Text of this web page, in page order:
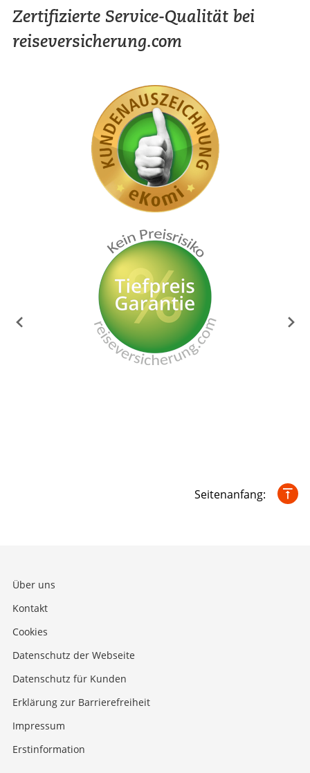
Zertifizierte Service-Qualität bei
reiseversicherung.com
Seitenanfang:
Über uns
Kontakt
Cookies
Datenschutz der Webseite
Datenschutz für Kunden
Erklärung zur Barrierefreiheit
Impressum
Erstinformation